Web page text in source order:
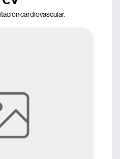
cardiovascular.